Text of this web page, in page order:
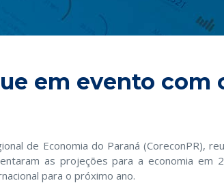
em evento com
de Economia do Paraná (CoreconPR),
as projeções para a economia em
para o próximo ano.